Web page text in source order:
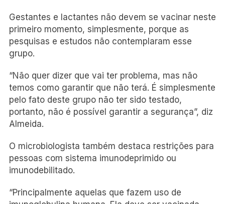
Gestantes e lactantes não devem se vacinar neste
primeiro momento, simplesmente, porque as
pesquisas e estudos não contemplaram esse
grupo.
“Não quer dizer que vai ter problema, mas não
temos como garantir que não terá. É simplesmente
pelo fato deste grupo não ter sido testado,
portanto, não é possível garantir a segurança”, diz
Almeida.
O microbiologista também destaca restrições para
pessoas com sistema imunodeprimido ou
imunodebilitado.
“Principalmente aquelas que fazem uso de